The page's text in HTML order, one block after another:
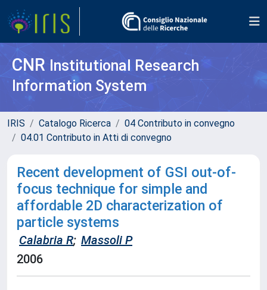
CNR Institutional Research
Information System
IRIS Catalogo Ricerca
04 Contributo in convegno
04.01 Contributo in Atti di convegno
Recent development of GSI out-of-
focus technique for simple and
affordable 2D characterization of
particle systems
Calabria R; Massoli P
2006